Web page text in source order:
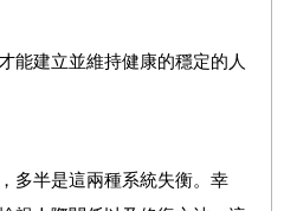
能建立並維持健康的穩定的人
多半是這兩種系統失衡。幸